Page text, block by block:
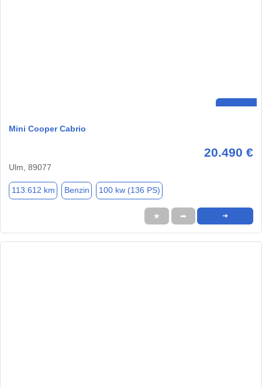
Mini Cooper Cabrio
20.490 €
Ulm, 89077
113.612 km Benzin 100 kw (136 PS)
★ ➦ ➜